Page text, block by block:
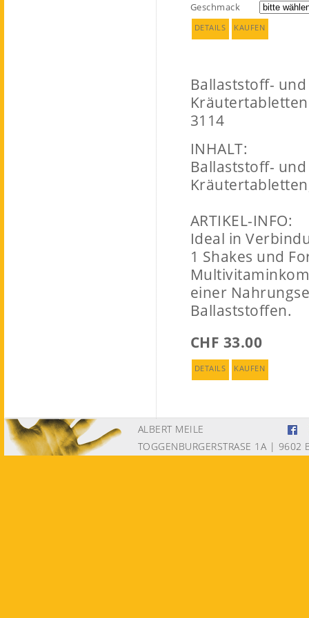
Geschmack
DETAILS KAUFEN
Ballaststoff- und
Kräutertabletten
3114
INHALT:
Ballaststoff- und
ARTIKEL-INFO:
Ideal in
1 Shakes und
einer
Ballaststoffen.
CHF 33.00
DETAILS KAUFEN
ALBERT MEILE
TOGGENBURGERSTRASE 1A |